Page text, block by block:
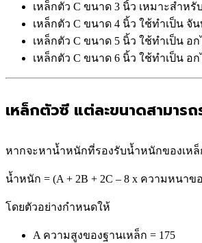
เหล็กตัว C ขนาด 3 นิ้ว เหมาะสำห
เหล็กตัว C ขนาด 4 นิ้ว ใช้ทำเป็น
เหล็กตัว C ขนาด 5 นิ้ว ใช้ทำเป็น อ
เหล็กตัว C ขนาด 6 นิ้ว ใช้ทำเป็น
เหล็กตัวซี แต่ละขนาดสามารถ
หากจะหาน้ำหนักที่รองรับน้ำหนักของเห
น้ำหนัก = (A + 2B + 2C – 8 x ความหนาข
โดยตัวอย่างกำหนดให้
A ความสูงของฐานเหล็ก = 175